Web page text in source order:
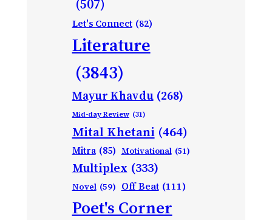
(507)
Let's Connect (82)
Literature
(3843)
Mayur Khavdu (268)
Mid-day Review (31)
Mital Khetani (464)
Mitra (85) Motivational (51)
Multiplex (333)
Novel (59) Off Beat (111)
Poet's Corner